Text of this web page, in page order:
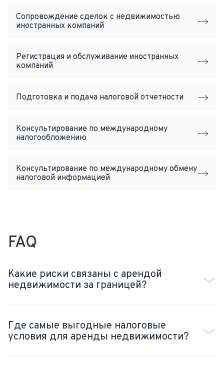
Сопровождение сделок с недвижимостью
иностранных компаний
Регистрация и обслуживание иностранных
компаний
Подготовка и подача налоговой отчетности
Консультирование по международному
налогообложению
Консультирование по международному обмену
налоговой информацией
FAQ
Какие риски связаны с арендой
недвижимости за границей?
Где самые выгодные налоговые
условия для аренды недвижимости?